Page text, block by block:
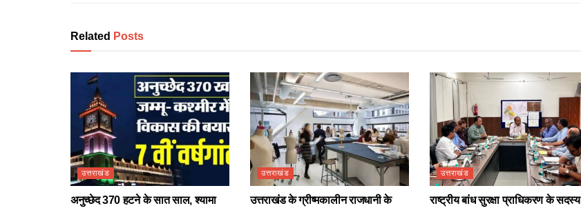
Related Posts
उत्तराखंड
अनुच्छेद 370 हटने के सात साल, श्यामा
उत्तराखंड
उत्तराखंड के ग्रीष्मकालीन राजधानी के
उत्तराखंड
राष्ट्रीय बांध सुरक्षा प्राधिकरण के सदस्य